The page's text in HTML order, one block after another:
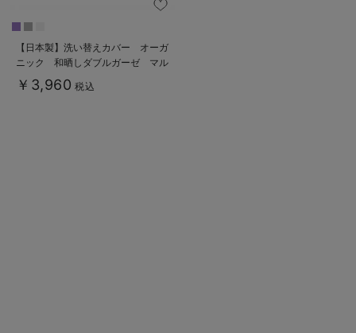
【日本製】洗い替えカバー オーガ
ニック 和晒しダブルガーゼ マル
チクッション（抱き枕・授乳クッシ
ョン）
￥3,960 税込